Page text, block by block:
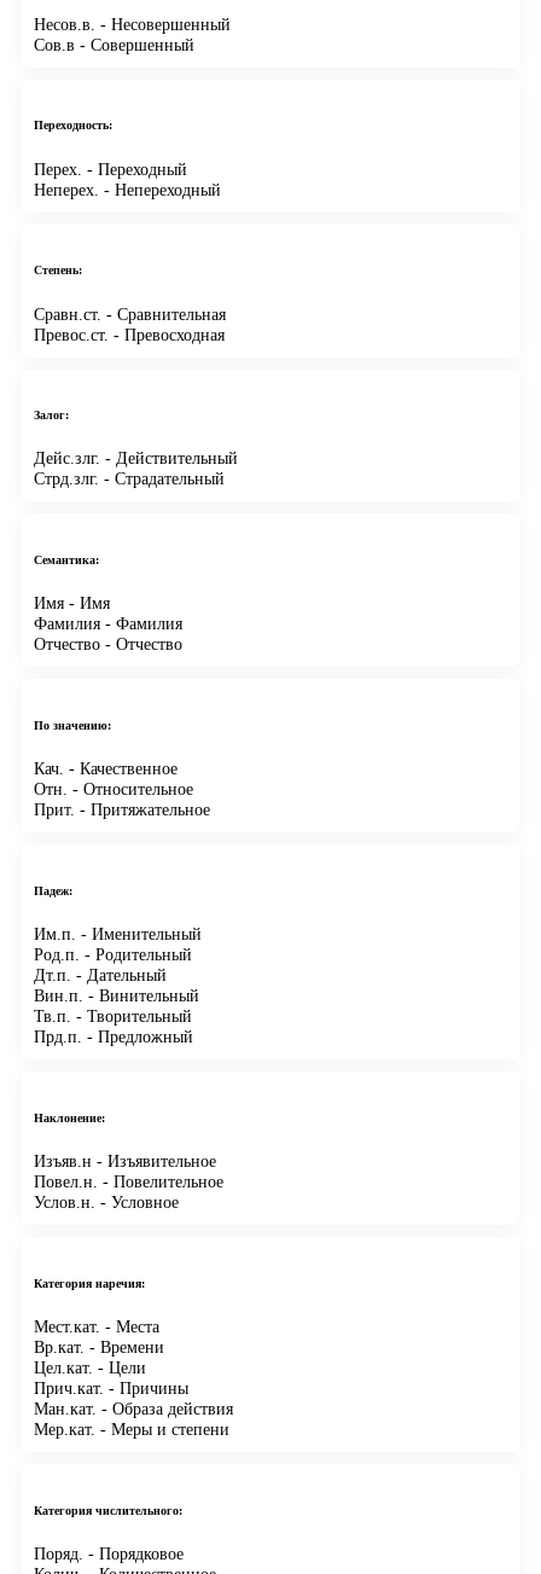
Несов.в. - Несовершенный
Сов.в - Совершенный
Переходность:
Перех. - Переходный
Неперех. - Непереходный
Степень:
Сравн.ст. - Сравнительная
Превос.ст. - Превосходная
Залог:
Дейс.злг. - Действительный
Стрд.злг. - Страдательный
Семантика:
Имя - Имя
Фамилия - Фамилия
Отчество - Отчество
По значению:
Кач. - Качественное
Отн. - Относительное
Прит. - Притяжательное
Падеж:
Им.п. - Именительный
Род.п. - Родительный
Дт.п. - Дательный
Вин.п. - Винительный
Тв.п. - Творительный
Прд.п. - Предложный
Наклонение:
Изъяв.н - Изъявительное
Повел.н. - Повелительное
Услов.н. - Условное
Категория наречия:
Мест.кат. - Места
Вр.кат. - Времени
Цел.кат. - Цели
Прич.кат. - Причины
Ман.кат. - Образа действия
Мер.кат. - Меры и степени
Категория числительного:
Поряд. - Порядковое